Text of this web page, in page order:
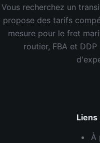
Vous recherchez un
propose des tarifs
mesure pour le fret
routier, FBA et
Liens
À